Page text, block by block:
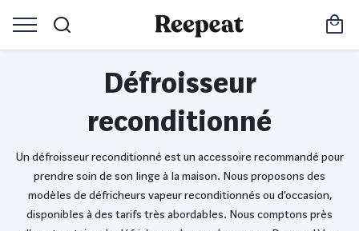
Défroisseur
reconditionné
Un défroisseur reconditionné est un accessoire recommandé pour
prendre soin de son linge à la maison. Nous proposons des
modèles de défricheurs vapeur reconditionnés ou d’occasion,
disponibles à des tarifs très abordables. Nous comptons près